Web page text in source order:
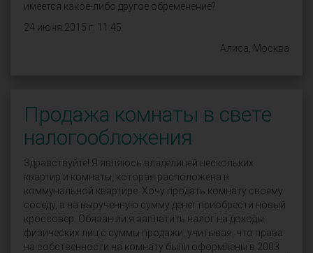
имеется какое-либо другое обременение?
24 июня 2015 г. 11:45
Алиса, Москва
Продажа комнаты в свете
налогообложения
Здравствуйте! Я являюсь владелицей нескольких
квартир и комнаты, которая расположена в
коммунальной квартире. Хочу продать комнату своему
соседу, а на вырученную сумму денег приобрести новый
кроссовер. Обязан ли я заплатить налог на доходы
физических лиц с суммы продажи, учитывая, что права
на собственности на комнату были оформлены в 2003